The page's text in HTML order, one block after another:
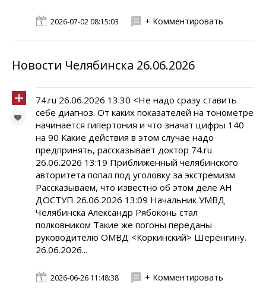
2026-07-02 08:15:03 + Комментировать
Новости Челябинска 26.06.2026
74.ru 26.06.2026 13:30 <Не надо сразу ставить
себе диагноз. От каких показателей на тонометре
начинается гипертония и что значат цифры 140
на 90 Какие действия в этом случае надо
предпринять, рассказывает доктор 74.ru
26.06.2026 13:19 Приближенный челябинского
авторитета попал под уголовку за экстремизм
Рассказываем, что известно об этом деле АН
ДОСТУП 26.06.2026 13:09 Начальник УМВД
Челябинска Александр Рябоконь стал
полковником Такие же погоны переданы
руководителю ОМВД <Коркинский> Шеренгину.
26.06.2026...
2026-06-26 11:48:38 + Комментировать